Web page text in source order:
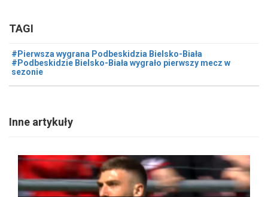
TAGI
#Pierwsza wygrana Podbeskidzia Bielsko-Biała
#Podbeskidzie Bielsko-Biała wygrało pierwszy mecz w
sezonie
Inne artykuły